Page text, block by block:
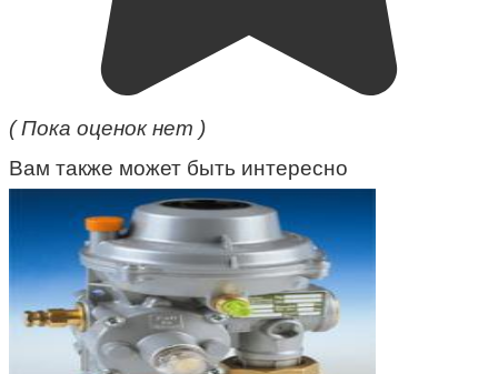
( Пока оценок нет )
Вам также может быть интересно